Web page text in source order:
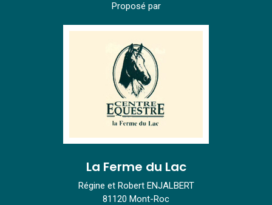
Proposé par
La Ferme du Lac
Régine et Robert ENJALBERT
81120 Mont-Roc